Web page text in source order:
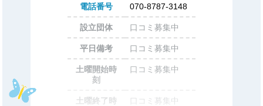
電話番号 070-8787-3148
設立団体 口コミ募集中
平日備考 口コミ募集中
土曜開始時
刻
口コミ募集中
土曜終了時
口コミ募集中